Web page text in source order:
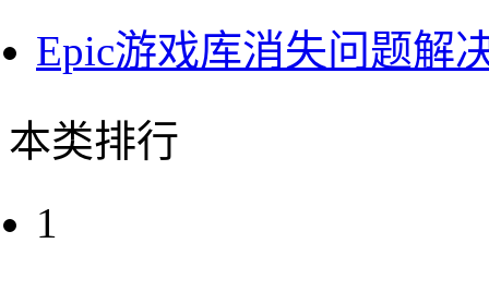
Epic游戏库消失问题解
本类排行
1